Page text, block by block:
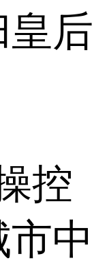
皇后
控
中